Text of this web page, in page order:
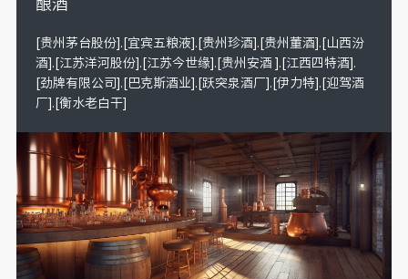
酿酒
[贵州茅台股份].[宜宾五粮液].[贵州珍酒].[贵州董酒].[山西汾
酒].[江苏洋河股份].[江苏今世缘].[贵州安酒 ].[江西四特酒].
[劲牌有限公司].[巴克斯酒业].[跃突泉酒厂].[伊力特].[迎驾酒
厂].[衡水老白干]